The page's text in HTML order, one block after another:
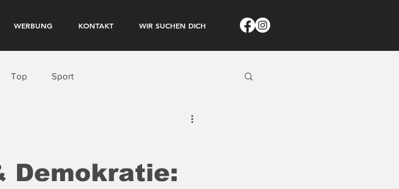
WERBUNG KONTAKT WIR SUCHEN DICH
Top Sport
Demokratie: